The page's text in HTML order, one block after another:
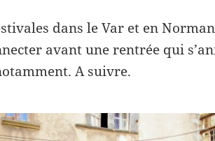
dans le Var et en
avant une rentrée qui
A suivre.